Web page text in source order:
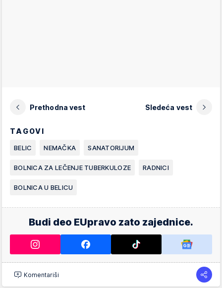
Prethodna vest Sledeća vest
TAGOVI
BELIC NEMAČKA SANATORIJUM
BOLNICA ZA LEČENJE TUBERKULOZE RADNICI
BOLNICA U BELICU
Budi deo EUpravo zato zajednice.
Komentariši